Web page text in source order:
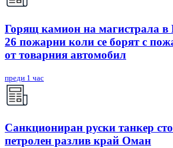
Горящ камион на магистрала
26 пожарни коли се борят с
от товарния автомобил
преди 1 час
Санкциониран руски танкер
петролен разлив край Оман